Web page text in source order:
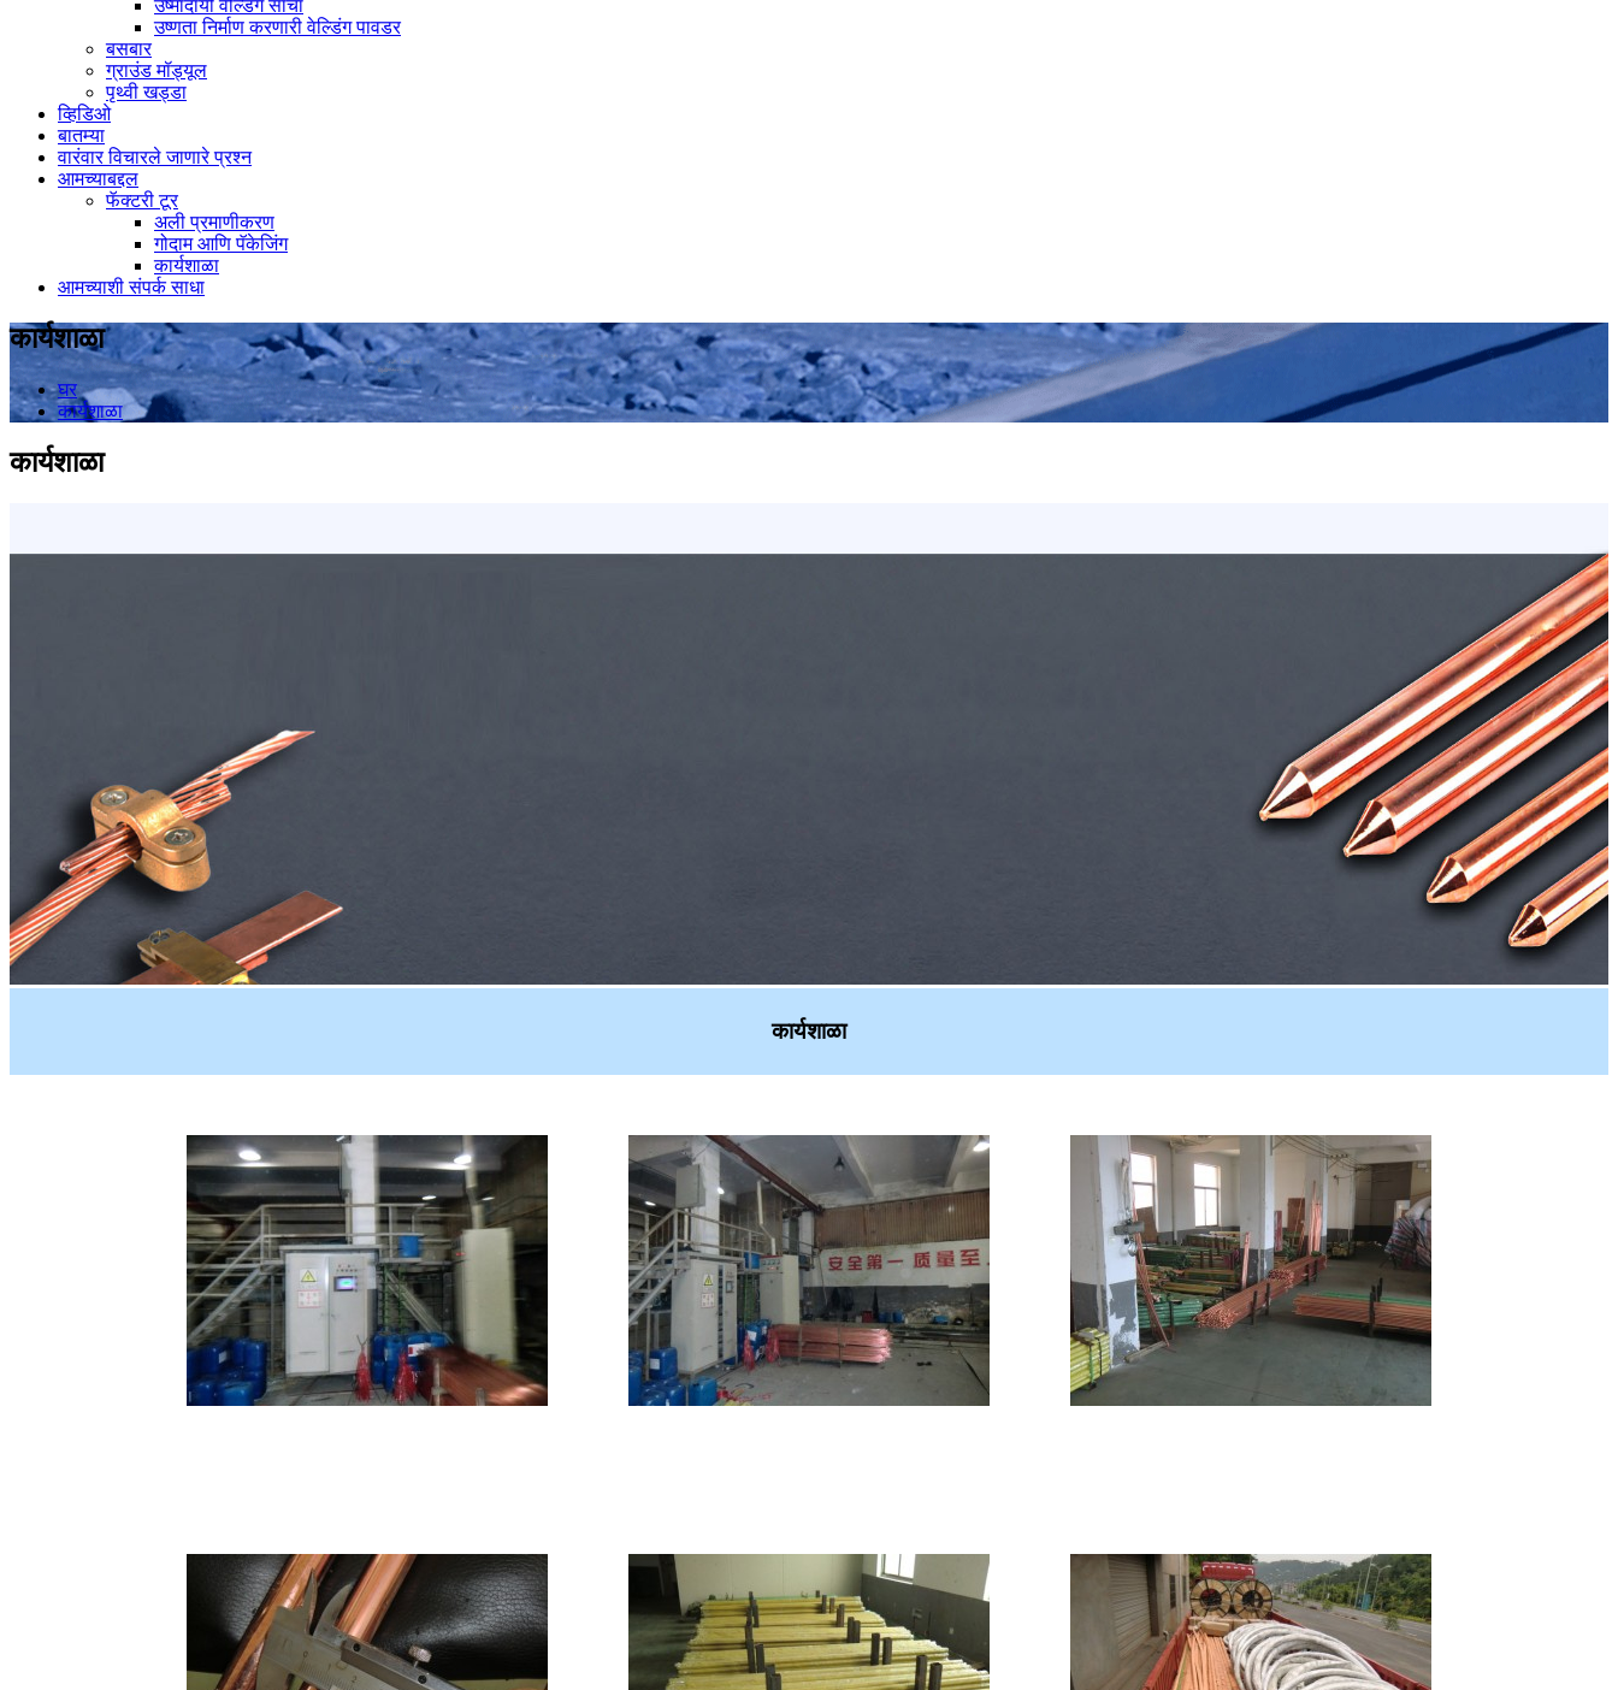
उष्मादायी वेल्डिंग साचा
उष्णता निर्माण करणारी वेल्डिंग पावडर
बसबार
ग्राउंड मॉड्यूल
पृथ्वी खड्डा
व्हिडिओ
बातम्या
वारंवार विचारले जाणारे प्रश्न
आमच्याबद्दल
फॅक्टरी टूर
अली प्रमाणीकरण
गोदाम आणि पॅकेजिंग
कार्यशाळा
आमच्याशी संपर्क साधा
कार्यशाळा
घर
कार्यशाळा
कार्यशाळा
कार्यशाळा